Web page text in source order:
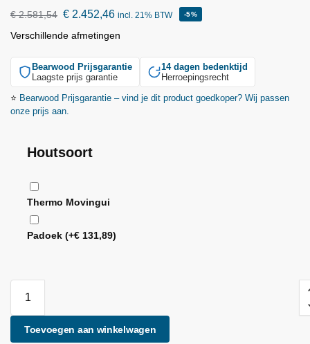
€2.581,54 € 2.452,46 incl. 21% BTW -5%
Verschillende afmetingen
Bearwood Prijsgarantie
Laagste prijs garantie
14 dagen bedenktijd
Herroepingsrecht
⭐ Bearwood Prijsgarantie – vind je dit product goedkoper? Wij passen
onze prijs aan.
Houtsoort
Thermo Movingui
Padoek(+€ 131,89)
Toevoegen aan winkelwagen